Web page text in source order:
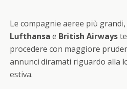
Le compagnie aeree più grandi,
Lufthansa e British Airways
procedere con maggiore
annunci diramati riguardo alla
estiva.